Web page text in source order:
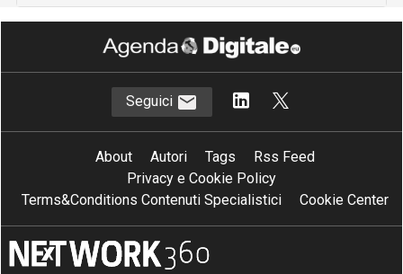
Seguici
About Autori Tags
Rss Feed
Privacy e Cookie Policy
Terms&Conditions Contenuti Specialistici
Cookie Center